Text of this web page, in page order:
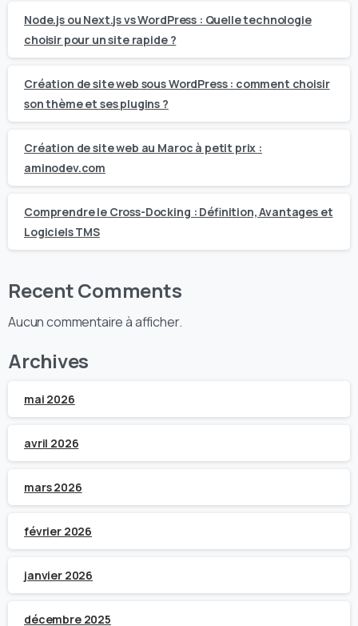
Node.js ou Next.js vs WordPress : Quelle technologie
choisir pour un site rapide ?
Création de site web sous WordPress : comment choisir
son thème et ses plugins ?
Création de site web au Maroc à petit prix :
aminodev.com
Comprendre le Cross-Docking : Définition, Avantages et
Logiciels TMS
Recent Comments
Aucun commentaire à afficher.
Archives
mai 2026
avril 2026
mars 2026
février 2026
janvier 2026
décembre 2025